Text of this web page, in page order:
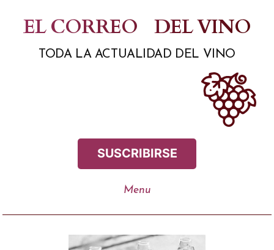
contenido
EL CORREO DEL VINO
TODA LA ACTUALIDAD DEL VINO
SUSCRIBIRSE